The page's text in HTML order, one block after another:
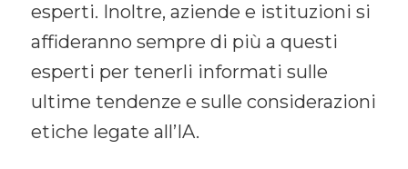
esperti. Inoltre, aziende e istituzioni si
affideranno sempre di più a questi
esperti per tenerli informati sulle
ultime tendenze e sulle considerazioni
etiche legate all’IA.